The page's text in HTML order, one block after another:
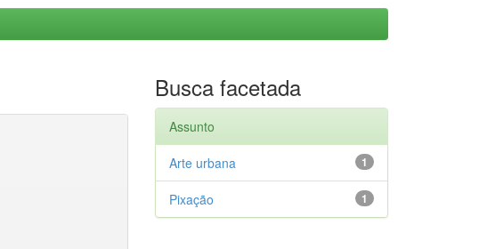
Busca facetada
Assunto
1
Arte urbana
1
Pixação